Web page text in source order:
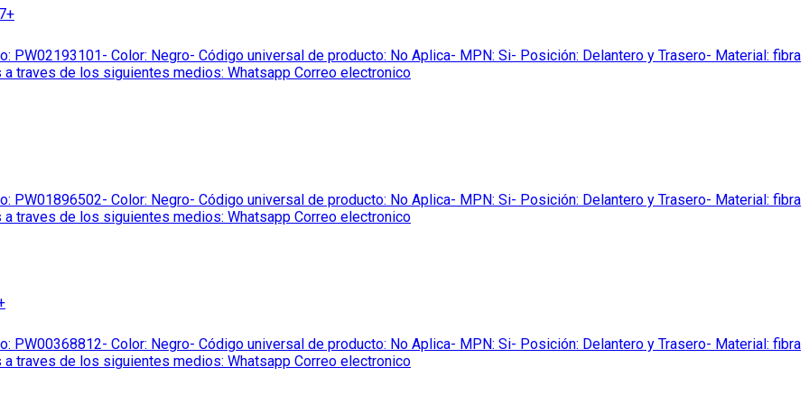
PW02193101- Color: Negro- Código universal de producto: No Aplica- MPN: Si- Posición: Delantero y Trasero- Material: fibra
traves de los siguientes medios: Whatsapp Correo electronico
PW01896502- Color: Negro- Código universal de producto: No Aplica- MPN: Si- Posición: Delantero y Trasero- Material: fibra
traves de los siguientes medios: Whatsapp Correo electronico
PW00368812- Color: Negro- Código universal de producto: No Aplica- MPN: Si- Posición: Delantero y Trasero- Material: fibra
traves de los siguientes medios: Whatsapp Correo electronico